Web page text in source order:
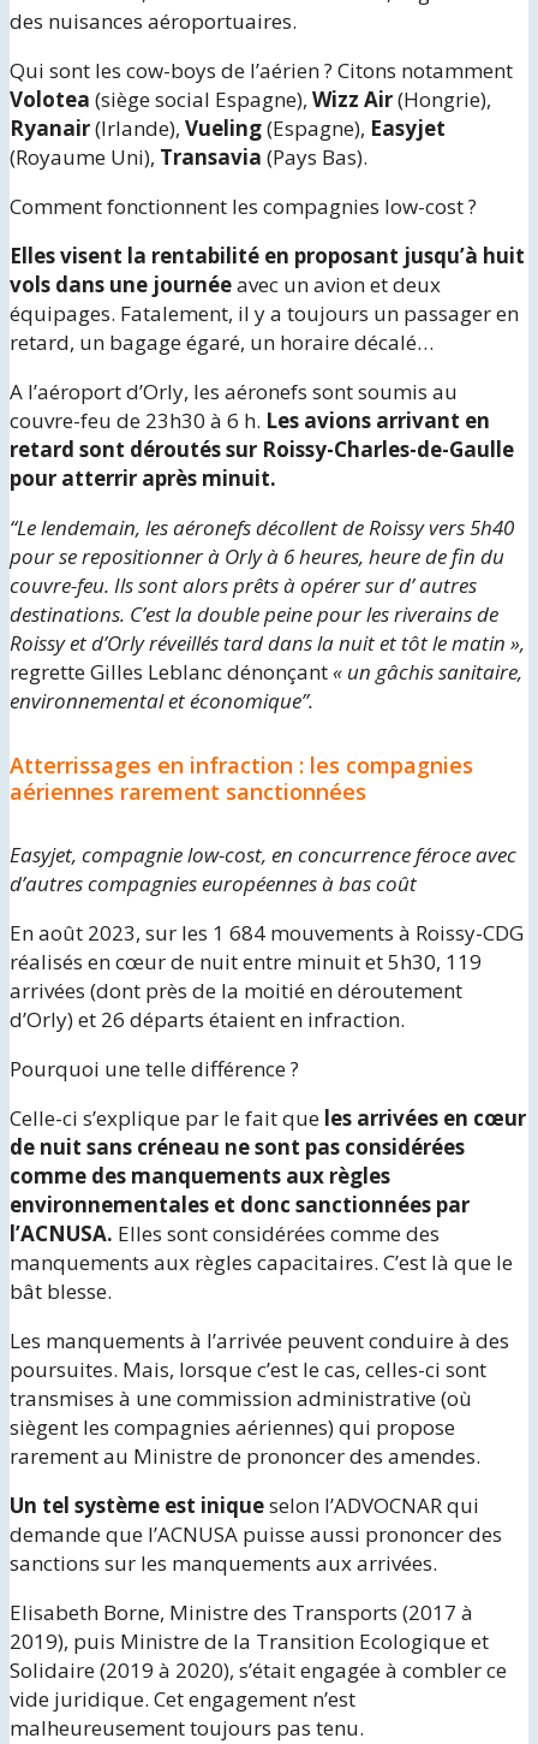
des nuisances aéroportuaires.
Qui sont les cow-boys de l’aérien ? Citons notamment
Volotea (siège social Espagne), Wizz Air(Hongrie),
Ryanair(Irlande), Vueling(Espagne), Easyjet
(Royaume Uni), Transavia (Pays Bas).
Comment fonctionnent les compagnies low-cost ?
Elles visent la rentabilité en proposant jusqu’à huit
vols dans une journéeavec un avion et deux
équipages. Fatalement, il y a toujours un passager en
retard, un bagage égaré, un horaire décalé…
A l’aéroport d’Orly, les aéronefs sont soumis au
couvre-feu de 23h30 à 6 h. Les avions arrivant en
retard sont déroutés sur Roissy-Charles-de-Gaulle
pour atterrir après minuit.
“Le lendemain, les aéronefs décollent de Roissy vers 5h40
pour se repositionner à Orly à 6 heures, heure de fin du
couvre-feu. Ils sont alors prêts à opérer sur d’ autres
destinations. C’est la double peine pour les riverains de
Roissy et d’Orly réveillés tard dans la nuit et tôt le matin »,
regrette Gilles Leblanc dénonçant« un gâchis sanitaire,
environnemental et économique”.
Atterrissages en infraction : les compagnies
aériennes rarement sanctionnées
Easyjet, compagnie low-cost, en concurrence féroce avec
d’autres compagnies européennes à bas coût
En août 2023, sur les 1 684 mouvements à Roissy-CDG
réalisés en cœur de nuit entre minuit et 5h30, 119
arrivées (dont près de la moitié en déroutement
d’Orly) et 26 départs étaient en infraction.
Pourquoi une telle différence ?
Celle-ci s’explique par le fait que les arrivées en cœur
de nuit sans créneau ne sont pas considérées
comme des manquements aux règles
environnementales et donc sanctionnées par
l’ACNUSA. Elles sont considérées comme des
manquements aux règles capacitaires. C’est là que le
bât blesse.
Les manquements à l’arrivée peuvent conduire à des
poursuites. Mais, lorsque c’est le cas, celles-ci sont
transmises à une commission administrative (où
siègent les compagnies aériennes) qui propose
rarement au Ministre de prononcer des amendes.
Un tel système est iniqueselon l’ADVOCNAR qui
demande que l’ACNUSA puisse aussi prononcer des
sanctions sur les manquements aux arrivées.
Elisabeth Borne, Ministre des Transports (2017 à
2019), puis Ministre de la Transition Ecologique et
Solidaire (2019 à 2020), s’était engagée à combler ce
vide juridique. Cet engagement n’est
malheureusement toujours pas tenu.